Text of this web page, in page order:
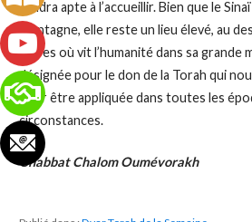
rendra apte à l’accueillir. Bien que le
montagne, elle reste un lieu élevé, au
terres où vit l’humanité dans sa grande
désignée pour le don de la Torah qui
pour être appliquée dans toutes les
circonstances.
Chabbat Chalom Oumévorakh